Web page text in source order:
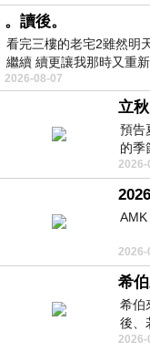
。讀後。
看完三樓的老宅2雖然明
繼續 續更讓我那時又重
有
2026-08-07
立秋
預告
的季
舒心
2026-
2026-
希
希伯
後、
有戰
2026-